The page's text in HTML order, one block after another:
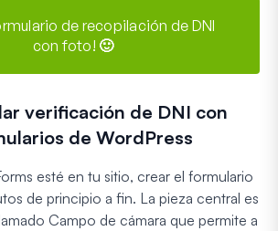
de recopilación de DNI
con foto! 🙂
verificación de DNI con
de WordPress
esté en tu sitio, crear el formulario
de principio a fin. La pieza central es
Campo de cámara que permite a